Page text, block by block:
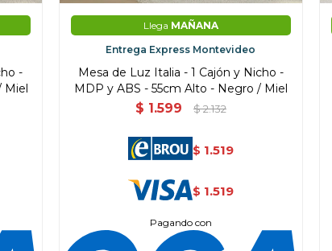
-
Miel
Llega MAÑANA
Entrega Express Montevideo
Mesa de Luz Italia - 1 Cajón y Nicho -
MDP y ABS - 55cm Alto - Negro / Miel
$ 1.599 $ 2.132
$ 1.519
$ 1.519
Pagando con